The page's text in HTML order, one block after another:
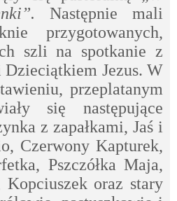
Następnie mali
przygotowanych,
szli na spotkanie z
Jezus. W
przeplatanym
się następujące
z zapałkami, Jaś i
Czerwony Kapturek,
Pszczółka Maja,
Kopciuszek oraz stary